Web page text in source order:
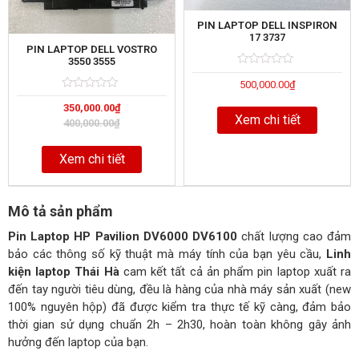
PIN LAPTOP DELL VOSTRO
3550 3555
0
out
of
400,000.00₫
350,000.00₫
Xem chi tiết
PIN LAPTOP DELL INSPIRON
17 3737
0
of
500,000.00₫
Xem chi tiết
Mô tả sản phẩm
Pin Laptop HP Pavilion DV6000 DV6100 chất lượng cao đảm
bảo các thông số kỹ thuật mà máy tính của bạn yêu cầu, Linh
kiện laptop Thái Hàcam kết tất cả ản phẩm pin laptop xuất ra
đến tay người tiêu dùng, đều là hàng của nhà máy sản xuất (new
100% nguyên hộp) đã được kiểm tra thực tế kỹ càng, đảm bảo
thời gian sử dụng chuẩn 2h – 2h30, hoàn toàn không gây ảnh
hưởng đến laptop của bạn.